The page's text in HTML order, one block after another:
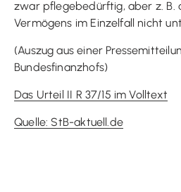
zwar pflegebedürftig, aber z. B.
Vermögens im Einzelfall nicht
(Auszug aus einer
Bundesfinanzhofs)
Das Urteil II R 37/15 im Volltext
Quelle: StB-aktuell.de